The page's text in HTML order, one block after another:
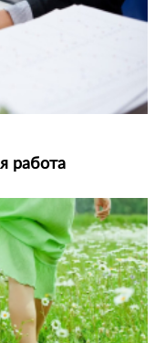
работа